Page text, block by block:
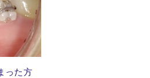
った方